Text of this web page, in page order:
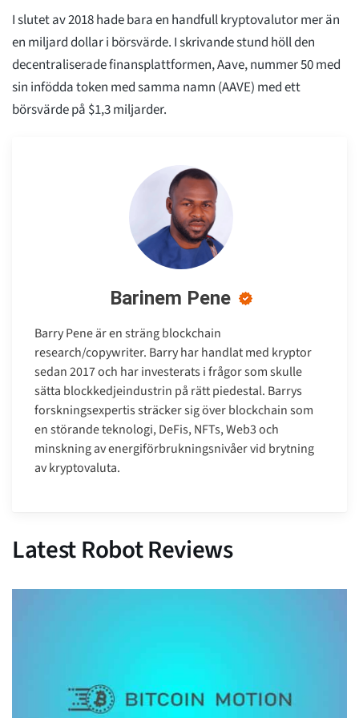
I slutet av 2018 hade bara en handfull kryptovalutor mer än
en miljard dollar i börsvärde. I skrivande stund höll den
decentraliserade finansplattformen, Aave, nummer 50 med
sin infödda token med samma namn (AAVE) med ett
börsvärde på $1,3 miljarder.
Barinem Pene
Barry Pene är en sträng blockchain
research/copywriter. Barry har handlat med kryptor
sedan 2017 och har investerats i frågor som skulle
sätta blockkedjeindustrin på rätt piedestal. Barrys
forskningsexpertis sträcker sig över blockchain som
en störande teknologi, DeFis, NFTs, Web3 och
minskning av energiförbrukningsnivåer vid brytning
av kryptovaluta.
Latest Robot Reviews